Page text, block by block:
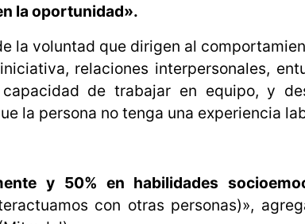
la oportunidad».
la voluntad que dirigen al
relaciones interpersonales,
de trabajar en equipo, y
la persona no tenga una experiencia
y 50% en habilidades
con otras personas)»,